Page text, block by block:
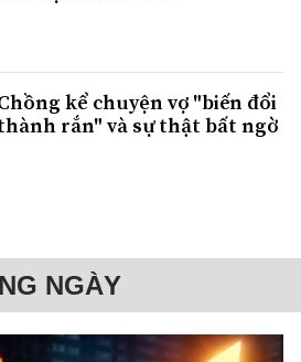
kể chuyện vợ "biến đổi
rắn" và sự thật bất ngờ
NGÀY